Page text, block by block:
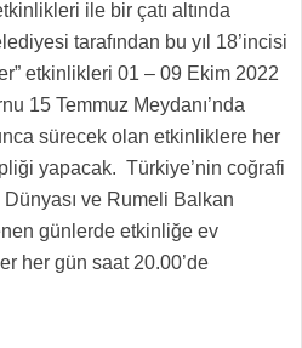
ile bir çatı altında
tarafından bu yıl 18’incisi
etkinlikleri 01 – 09 Ekim 2022
15 Temmuz Meydanı’nda
sürecek olan etkinliklere her
yapacak. Türkiye’nin coğrafi
Dünyası ve Rumeli Balkan
günlerde etkinliğe ev
her gün saat 20.00’de